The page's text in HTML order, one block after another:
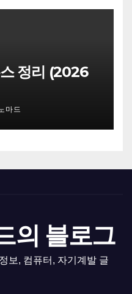
정리 (2026
마드
의 블로그
보, 컴퓨터, 자기계발 글